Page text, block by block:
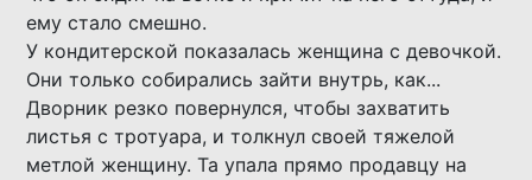
ему стало смешно.
У кондитерской показалась женщина с девочкой.
Они только собирались зайти внутрь, как...
Дворник резко повернулся, чтобы захватить
листья с тротуара, и толкнул своей тяжелой
метлой женщину. Та упала прямо продавцу на